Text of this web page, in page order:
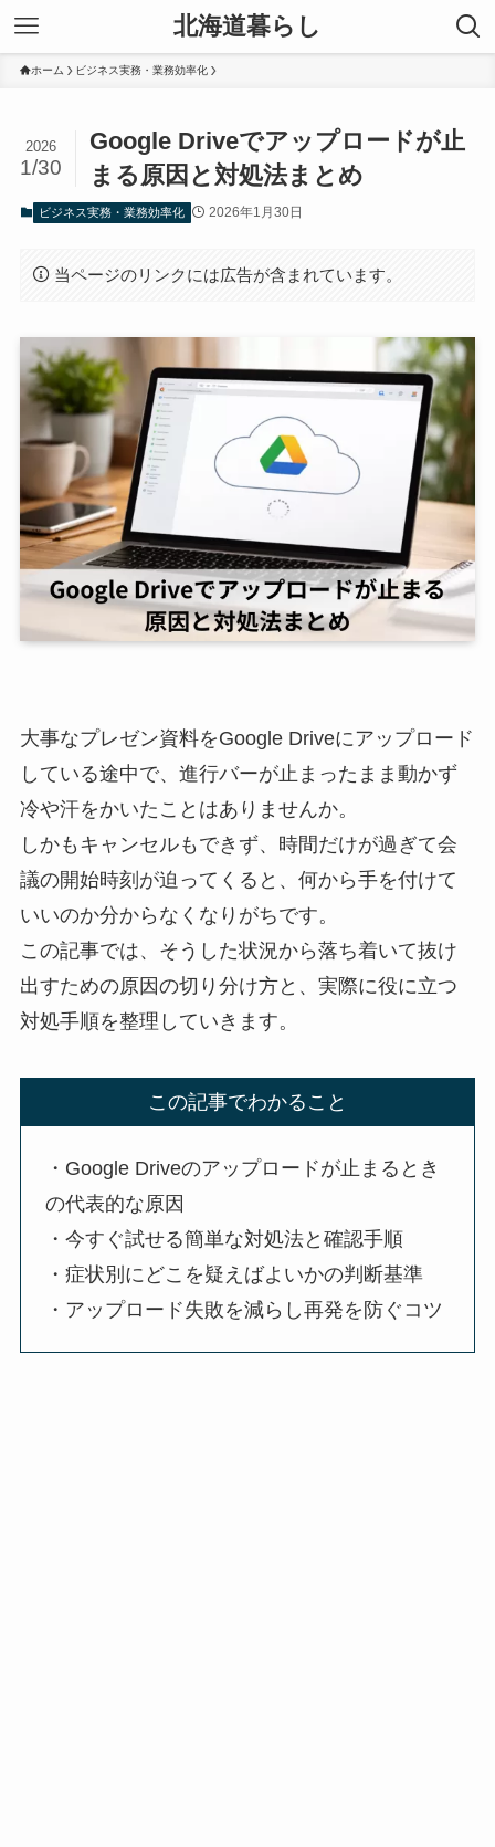
北海道暮らし
ホーム ビジネス実務・業務効率化
Google Driveでアップロードが止
まる原因と対処法まとめ
2026
1/30
ビジネス実務・業務効率化 2026年1月30日
当ページのリンクには広告が含まれています。
大事なプレゼン資料をGoogle Driveにアップロード
している途中で、進行バーが止まったまま動かず
冷や汗をかいたことはありませんか。
しかもキャンセルもできず、時間だけが過ぎて会
議の開始時刻が迫ってくると、何から手を付けて
いいのか分からなくなりがちです。
この記事では、そうした状況から落ち着いて抜け
出すための原因の切り分け方と、実際に役に立つ
対処手順を整理していきます。
この記事でわかること
・Google Driveのアップロードが止まるとき
の代表的な原因
・今すぐ試せる簡単な対処法と確認手順
・症状別にどこを疑えばよいかの判断基準
・アップロード失敗を減らし再発を防ぐコツ